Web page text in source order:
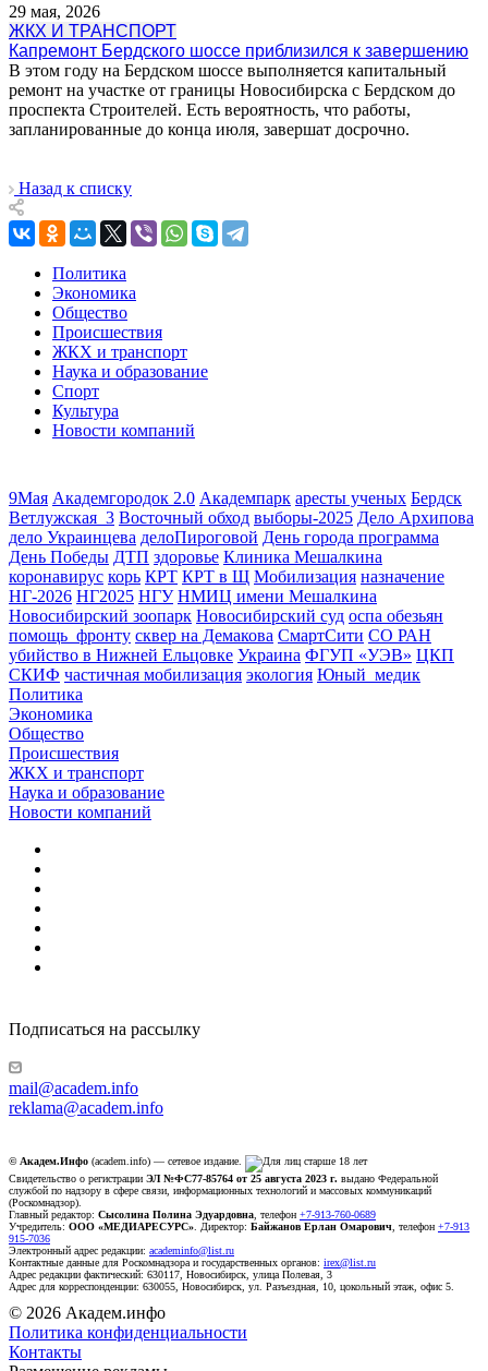
29 мая, 2026
ЖКХ И ТРАНСПОРТ
Капремонт Бердского шоссе приблизился к завершению
В этом году на Бердском шоссе выполняется капитальный
ремонт на участке от границы Новосибирска с Бердском до
проспекта Строителей. Есть вероятность, что работы,
запланированные до конца июля, завершат досрочно.
Назад к списку
Политика
Экономика
Общество
Происшествия
ЖКХ и транспорт
Наука и образование
Спорт
Культура
Новости компаний
9Мая Академгородок 2.0 Академпарк аресты ученых Бердск
Ветлужская_3 Восточный обход выборы-2025 Дело Архипова
дело Украинцева делоПироговой День города программа
День Победы ДТП здоровье Клиника Мешалкина
коронавирус корь КРТ КРТ в Щ Мобилизация назначение
НГ-2026 НГ2025 НГУ НМИЦ имени Мешалкина
Новосибирский зоопарк Новосибирский суд оспа обезьян
помощь_фронту сквер на Демакова СмартСити СО РАН
убийство в Нижней Ельцовке Украина ФГУП «УЭВ» ЦКП
СКИФ частичная мобилизация экология Юный_медик
Политика
Экономика
Общество
Происшествия
ЖКХ и транспорт
Наука и образование
Новости компаний
Подписаться на рассылку
mail@academ.info
reklama@academ.info
© Академ.Инфо (academ.info) — сетевое издание.
Свидетельство о регистрации ЭЛ №ФС77-85764 от 25 августа 2023 г. выдано Федеральной
службой по надзору в сфере связи, информационных технологий и массовых коммуникаций
(Роскомнадзор).
Главный редактор: Сысолина Полина Эдуардовна , телефон +7-913-760-0689
Учредитель: ООО «МЕДИАРЕСУРС» . Директор: Байжанов Ерлан Омарович , телефон +7-913
915-7036
Электронный адрес редакции: academinfo@list.ru
Контактные данные для Роскомнадзора и государственных органов: irex@list.ru
Адрес редакции фактический: 630117, Новосибирск, улица Полевая, 3
Адрес для корреспонденции: 630055, Новосибирск, ул. Разъездная, 10, цокольный этаж, офис 5.
© 2026 Академ.инфо
Политика конфиденциальности
Контакты